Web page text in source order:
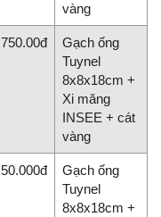
vàng
750.00đ
Gạch ống
Tuynel
8x8x18cm +
Xi măng
INSEE + cát
vàng
50.000đ
Gạch ống
Tuynel
8x8x18cm +